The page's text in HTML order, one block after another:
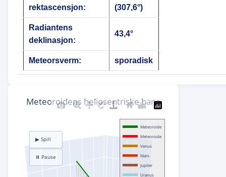
rektascensjon:
(307,6°)
Radiantens
deklinasjon:
43,4°
Meteorsverm: sporadisk